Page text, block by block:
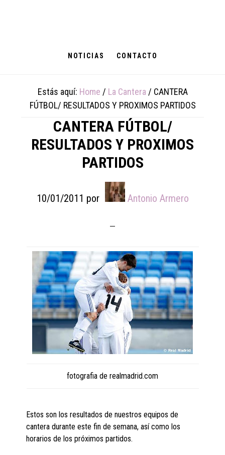
NOTICIAS CONTACTO
Estás aquí: Home / La Cantera / CANTERA
FÚTBOL/ RESULTADOS Y PROXIMOS PARTIDOS
CANTERA FÚTBOL/
RESULTADOS Y PROXIMOS
PARTIDOS
10/01/2011 por Antonio Armero
fotografia de realmadrid.com
Estos son los resultados de nuestros equipos de
cantera durante este fin de semana, así como los
horarios de los próximos partidos.